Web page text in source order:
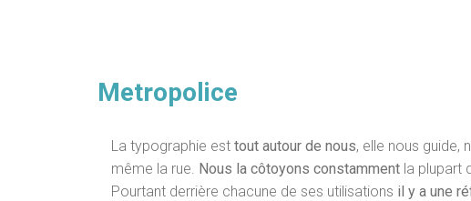
Metropolice
La typographie est tout autour de nous, elle nous guide,
même la rue. Nous la côtoyons constamment la plupart
Pourtant derrière chacune de ses utilisations il y a une